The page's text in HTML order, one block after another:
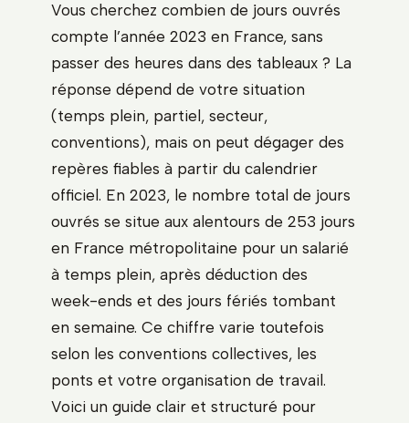
Vous cherchez combien de jours ouvrés
compte l’année 2023 en France, sans
passer des heures dans des tableaux ? La
réponse dépend de votre situation
(temps plein, partiel, secteur,
conventions), mais on peut dégager des
repères fiables à partir du calendrier
officiel. En 2023, le nombre total de jours
ouvrés se situe aux alentours de 253 jours
en France métropolitaine pour un salarié
à temps plein, après déduction des
week-ends et des jours fériés tombant
en semaine. Ce chiffre varie toutefois
selon les conventions collectives, les
ponts et votre organisation de travail.
Voici un guide clair et structuré pour